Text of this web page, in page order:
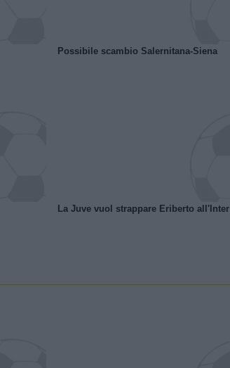
Possibile scambio Salernitana-Siena
La Juve vuol strappare Eriberto all'Inter